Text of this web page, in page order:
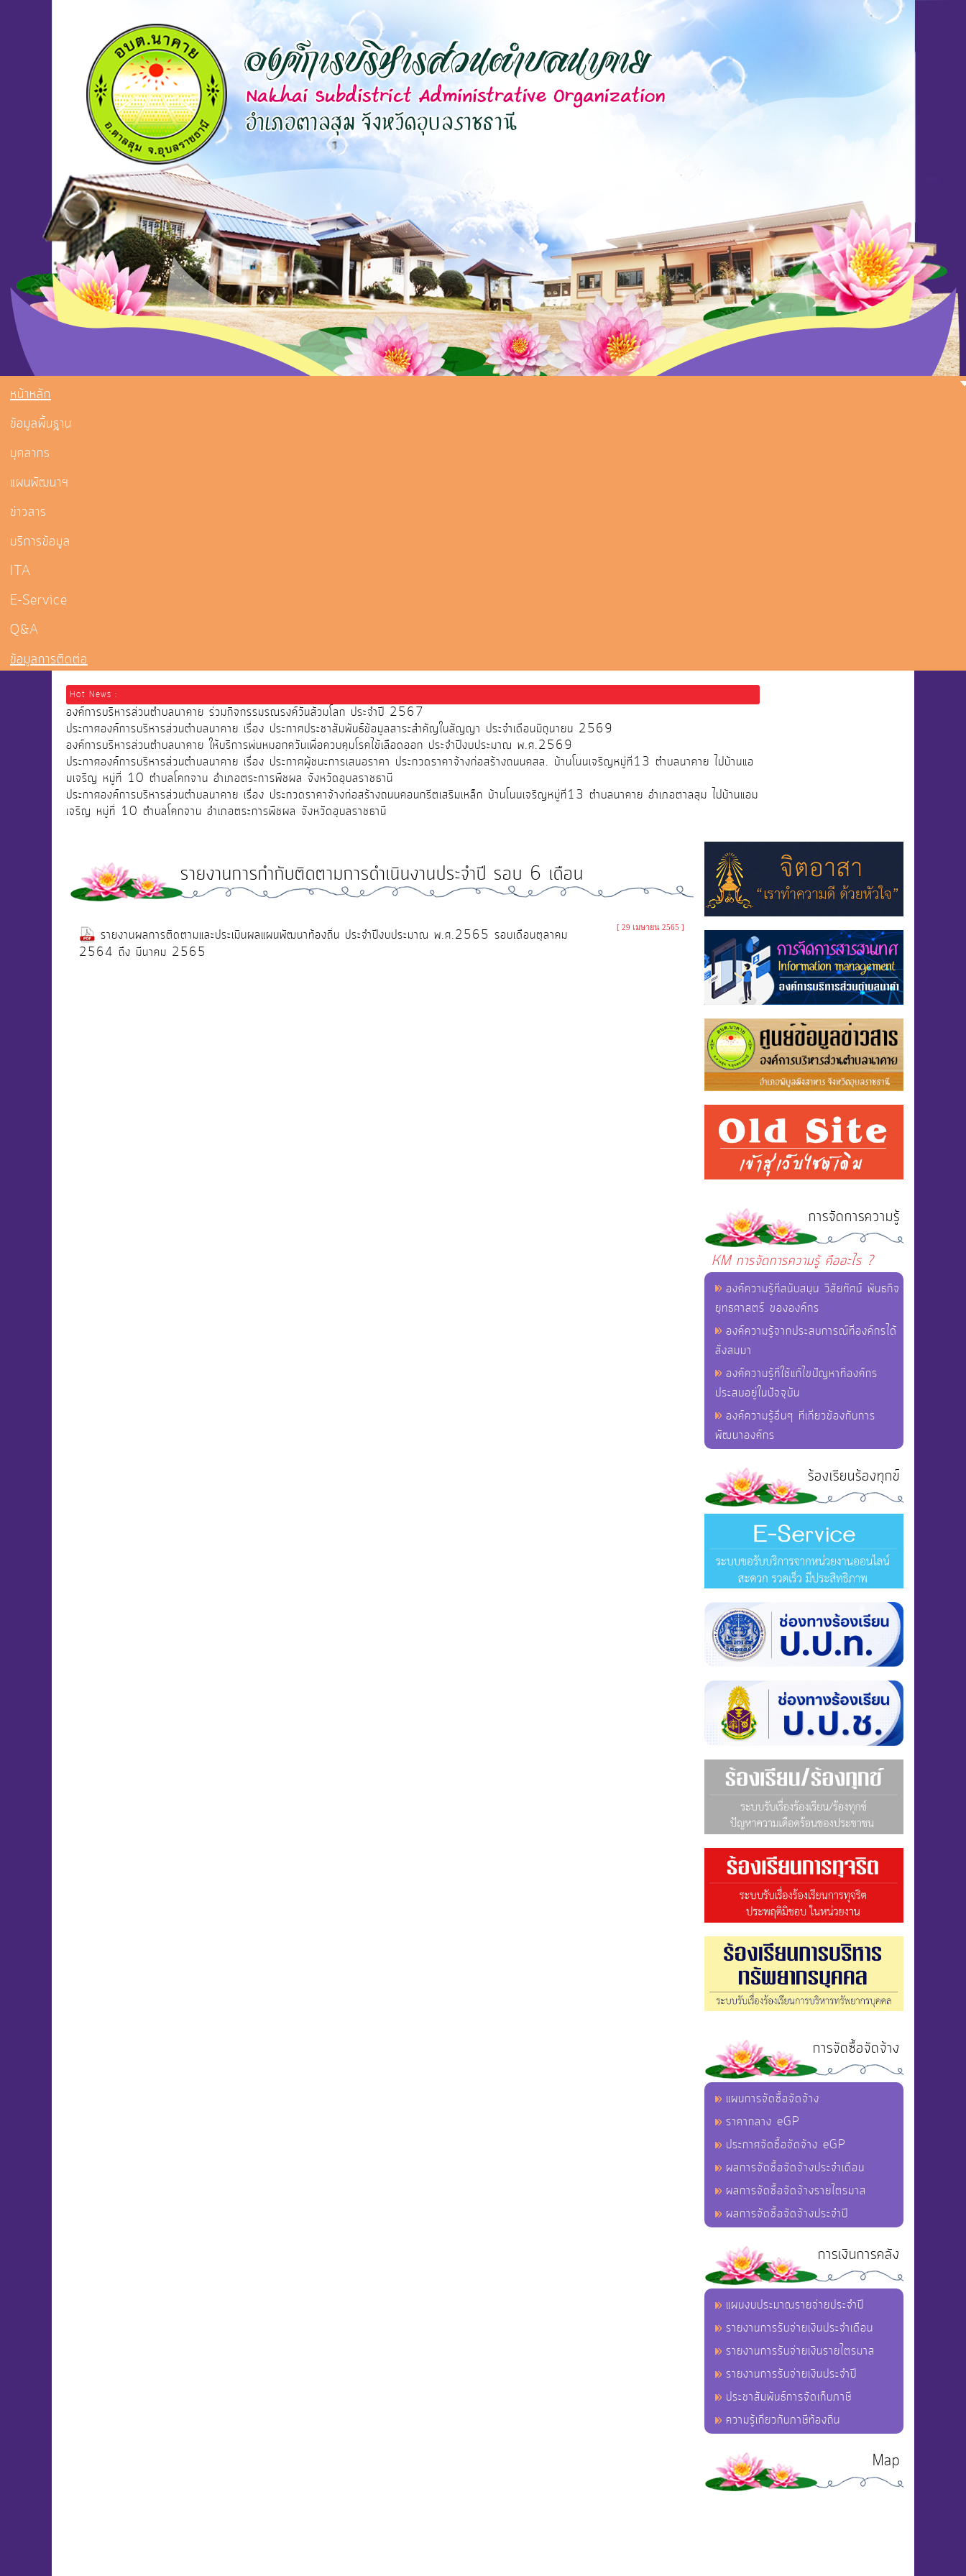
หน้าหลัก
ข้อมูลพื้นฐาน
บุคลากร
แผนพัฒนาฯ
ข่าวสาร
บริการข้อมูล
ITA
E-Service
Q&A
ข้อมูลการติดต่อ
Hot News :
องค์การบริหารส่วนตำบลนาคาย ร่วมกิจกรรมรณรงค์วันส้วมโลก ประจำปี 2567
ประกาศองค์การบริหารส่วนตำบลนาคาย เรื่อง ประกาศประชาสัมพันธ์ข้อมูลสาระสำคัญในสัญญา ประจำเดือนมิถุนายน 2569
องค์การบริหารส่วนตำบลนาคาย ให้บริการพ่นหมอกควันเพื่อควบคุมโรคไข้เลือดออก ประจำปีงบประมาณ พ.ศ.2569
ประกาศองค์การบริหารส่วนตำบลนาคาย เรื่อง ประกาศผู้ชนะการเสนอราคา ประกวดราคาจ้างก่อสร้างถนนคสล. บ้านโนนเจริญหมู่ที่13 ตำบลนาคาย ไปบ้านแอ
มเจริญ หมู่ที่ 10 ตำบลโคกจาน อำเภอตระการพืชผล จังหวัดอุบลราชธานี
ประกาศองค์การบริหารส่วนตำบลนาคาย เรื่อง ประกวดราคาจ้างก่อสร้างถนนคอนกรีตเสริมเหล็ก บ้านโนนเจริญหมู่ที่13 ตำบลนาคาย อำเภอตาลสุม ไปบ้านแอม
เจริญ หมู่ที่ 10 ตำบลโคกจาน อำเภอตระการพืชผล จังหวัดอุบลราชธานี
รายงานการกำกับติดตามการดำเนินงานประจำปี รอบ 6 เดือน
รายงานผลการติดตามและประเมินผลแผนพัฒนาท้องถิ่น ประจำปีงบประมาณ พ.ศ.2565 รอบเดือนตุลาคม
2564 ถึง มีนาคม 2565
[ 29 เมษายน 2565 ]
การจัดการความรู้
KM การจัดการความรู้ คืออะไร ?
องค์ความรู้ที่สนับสนุน วิสัยทัศน์ พันธกิจ
ยุทธศาสตร์ ขององค์กร
องค์ความรู้จากประสบการณ์ที่องค์กรได้
สั่งสมมา
องค์ความรู้ที่ใช้แก้ไขปัญหาที่องค์กร
ประสบอยู่ในปัจจุบัน
องค์ความรู้อื่นๆ ที่เกี่ยวข้องกับการ
พัฒนาองค์กร
ร้องเรียนร้องทุกข์
การจัดซื้อจัดจ้าง
แผนการจัดซื้อจัดจ้าง
ราคากลาง eGP
ประกาศจัดซื้อจัดจ้าง eGP
ผลการจัดซื้อจัดจ้างประจำเดือน
ผลการจัดซื้อจัดจ้างรายไตรมาส
ผลการจัดซื้อจัดจ้างประจำปี
การเงินการคลัง
แผนงบประมาณรายจ่ายประจำปี
รายงานการรับจ่ายเงินประจำเดือน
รายงานการรับจ่ายเงินรายไตรมาส
รายงานการรับจ่ายเงินประจำปี
ประชาสัมพันธ์การจัดเก็บภาษี
ความรู้เกี่ยวกับภาษีท้องถิ่น
Map